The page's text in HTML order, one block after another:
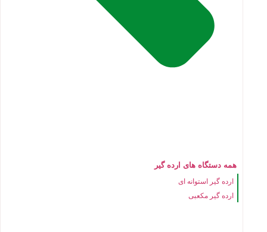
همه دستگاه های ارده گیر
ارده گیر استوانه ای
ارده گیر مکعبی